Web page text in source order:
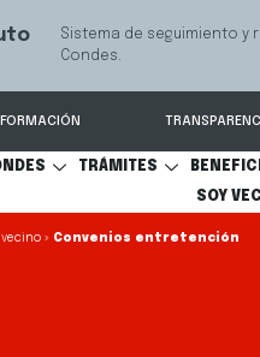
Sistema de seguimiento y
Condes.
TRÁMITES
SOY
vecino » Convenios entretención